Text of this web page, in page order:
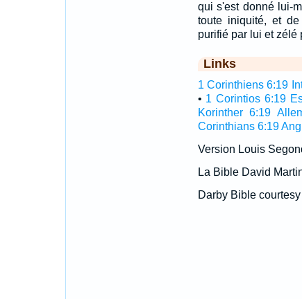
qui s'est donné lui-
toute iniquité, et
purifié par lui et zélé
Links
1 Corinthiens 6:19
• 1 Corintios 6:19
Korinther 6:19
Corinthians 6:19
Version Louis
La Bible David
Darby Bible